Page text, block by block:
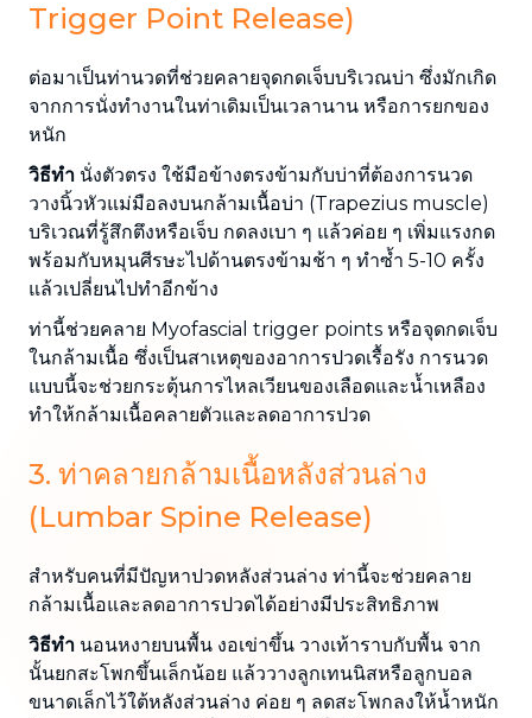
Trigger Point Release)
ต่อมาเป็นท่านวดที่ช่วยคลายจุดกดเจ็บบริเวณบ่า ซึ่งมักเกิด
จากการนั่งทำงานในท่าเดิมเป็นเวลานาน หรือการยกของ
หนัก
วิธีทำ นั่งตัวตรง ใช้มือข้างตรงข้ามกับบ่าที่ต้องการนวด
วางนิ้วหัวแม่มือลงบนกล้ามเนื้อบ่า (Trapezius muscle)
บริเวณที่รู้สึกตึงหรือเจ็บ กดลงเบา ๆ แล้วค่อย ๆ เพิ่มแรงกด
พร้อมกับหมุนศีรษะไปด้านตรงข้ามช้า ๆ ทำซ้ำ 5-10 ครั้ง
แล้วเปลี่ยนไปทำอีกข้าง
ท่านี้ช่วยคลาย Myofascial trigger points หรือจุดกดเจ็บ
ในกล้ามเนื้อ ซึ่งเป็นสาเหตุของอาการปวดเรื้อรัง การนวด
แบบนี้จะช่วยกระตุ้นการไหลเวียนของเลือดและน้ำเหลือง
ทำให้กล้ามเนื้อคลายตัวและลดอาการปวด
3. ท่าคลายกล้ามเนื้อหลังส่วนล่าง
(Lumbar Spine Release)
สำหรับคนที่มีปัญหาปวดหลังส่วนล่าง ท่านี้จะช่วยคลาย
กล้ามเนื้อและลดอาการปวดได้อย่างมีประสิทธิภาพ
วิธีทำ นอนหงายบนพื้น งอเข่าขึ้น วางเท้าราบกับพื้น จาก
นั้นยกสะโพกขึ้นเล็กน้อย แล้ววางลูกเทนนิสหรือลูกบอล
ขนาดเล็กไว้ใต้หลังส่วนล่าง ค่อย ๆ ลดสะโพกลงให้น้ำหนัก